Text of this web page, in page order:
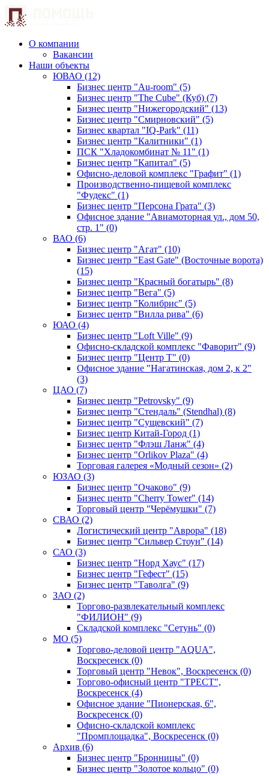
О компании
Вакансии
Наши объекты
ЮВАО (12)
Бизнес центр "Au-room" (5)
Бизнес центр "The Cube" (Куб) (7)
Бизнес центр "Нижегородский" (13)
Бизнес центр "Смирновский" (5)
Бизнес квартал "IQ-Park" (11)
Бизнес центр "Калитники" (1)
ПСК "Хладокомбинат № 11" (1)
Бизнес центр "Капитал" (5)
Офисно-деловой комплекс "Графит" (1)
Производственно-пищевой комплекс
"Фудекс" (1)
Бизнес центр "Персона Грата" (3)
Офисное здание "Авиамоторная ул., дом 50,
стр. 1" (0)
ВАО (6)
Бизнес центр "Агат" (10)
Бизнес центр "East Gate" (Восточные ворота)
(15)
Бизнес центр "Красный богатырь" (8)
Бизнес центр "Вега" (5)
Бизнес центр "Колибрис" (5)
Бизнес центр "Вилла рива" (6)
ЮАО (4)
Бизнес центр "Loft Ville" (9)
Офисно-складской комплекс "Фаворит" (9)
Бизнес центр "Центр Т" (0)
Офисное здание "Нагатинская, дом 2, к 2"
(3)
ЦАО (7)
Бизнес центр "Petrovsky" (9)
Бизнес центр "Стендаль" (Stendhal) (8)
Бизнес центр "Сущевский" (7)
Бизнес центр Китай-Город (1)
Бизнес центр "Флэш Ланж" (4)
Бизнес центр "Orlikov Plaza" (4)
Торговая галерея «Модный сезон» (2)
ЮЗАО (3)
Бизнес центр "Очаково" (9)
Бизнес центр "Cherry Tower" (14)
Торговый центр "Черёмушки" (7)
СВАО (2)
Логистический центр "Аврора" (18)
Бизнес центр "Сильвер Стоун" (14)
САО (3)
Бизнес центр "Норд Хаус" (17)
Бизнес центр "Гефест" (15)
Бизнес центр "Таволга" (9)
ЗАО (2)
Торгово-развлекательный комплекс
"ФИЛИОН" (9)
Складской комплекс "Сетунь" (0)
MO (5)
Торгово-деловой центр "AQUA",
Воскресенск (0)
Торговый центр "Невок", Воскресенск (0)
Торгово-офисный центр "ТРЕСТ",
Воскресенск (4)
Офисное здание "Пионерская, 6",
Воскресенск (0)
Офисно-складской комплекс
"Промплощадка", Воскресенск (0)
Архив (6)
Бизнес центр "Бронницы" (0)
Бизнес центр "Золотое кольцо" (0)